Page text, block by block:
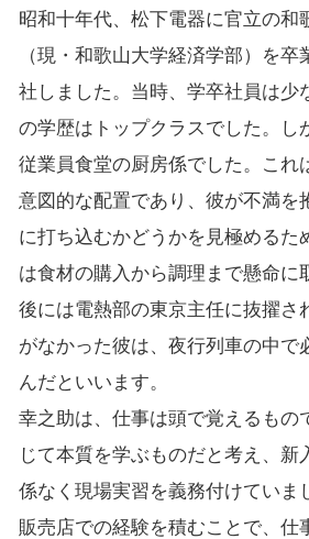
昭和十年代、松下電器に官立の和
（現・和歌山大学経済学部）を卒
社しました。当時、学卒社員は少
の学歴はトップクラスでした。し
従業員食堂の厨房係でした。これ
意図的な配置であり、彼が不満を
に打ち込むかどうかを見極めるた
は食材の購入から調理まで懸命に
後には電熱部の東京主任に抜擢さ
がなかった彼は、夜行列車の中で
んだといいます。
幸之助は、仕事は頭で覚えるもの
じて本質を学ぶものだと考え、新
係なく現場実習を義務付けていま
販売店での経験を積むことで、仕